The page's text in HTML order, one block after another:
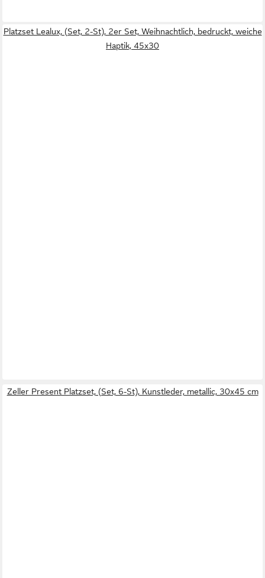
Platzset Lealux, (Set, 2-St), 2er Set, Weihnachtlich, bedruckt, weiche
Haptik, 45x30
Zeller Present Platzset, (Set, 6-St), Kunstleder, metallic, 30x45 cm